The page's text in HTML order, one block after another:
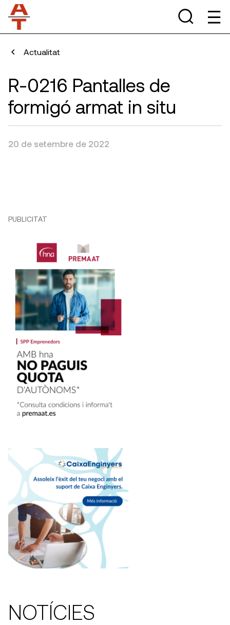
Actualitat
R-0216 Pantalles de
formigó armat in situ
20 de setembre de 2022
PUBLICITAT
NOTÍCIES